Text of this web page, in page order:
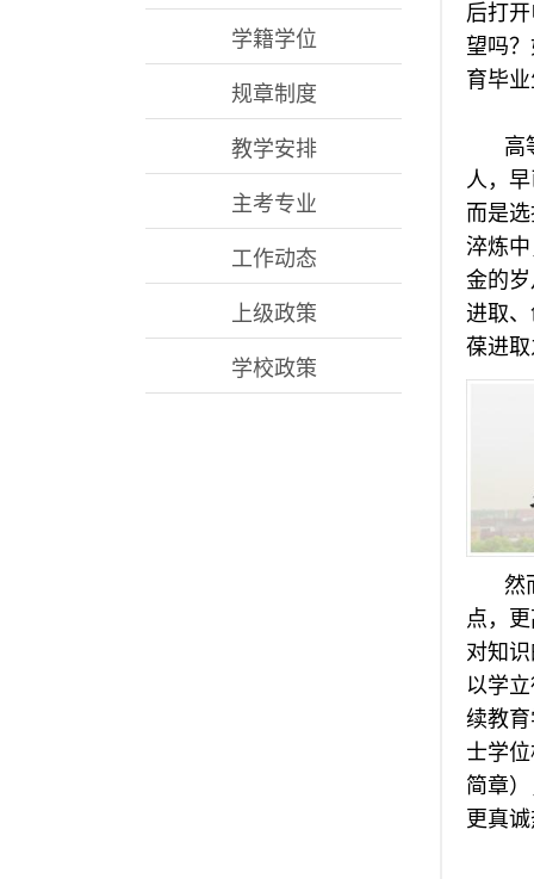
学籍学位
规章制度
教学安排
主考专业
工作动态
上级政策
学校政策
后打
望吗
育毕
高
人，
而是
淬炼
金的
进取
葆进
然
点，
对知
以学
续教
士学
简章
更真